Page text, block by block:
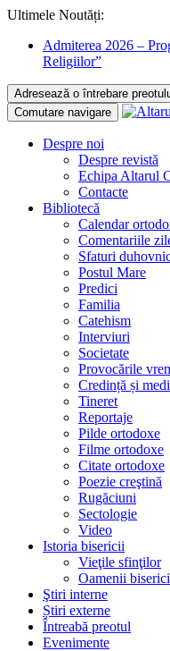
Ultimele Noutăți:
Admiterea 2026 –
Religiilor”
Adresează o întrebare
Comutare navigare
Despre noi
Despre revistă
Echipa Altarul
Contacte
Bibliotecă
Calendar
Comentariile
Sfaturi
Postul Mare
Predici
Familia
Catehism
Interviuri
Societate
Provocările
Credință și
Tineret
Reportaje
Pilde ortodoxe
Filme ortodoxe
Citate ortodoxe
Poezie creştină
Rugăciuni
Sectologie
Video
Istoria bisericii
Vieţile sfinţilor
Oamenii
Ştiri interne
Știri externe
Întreabă preotul
Evenimente